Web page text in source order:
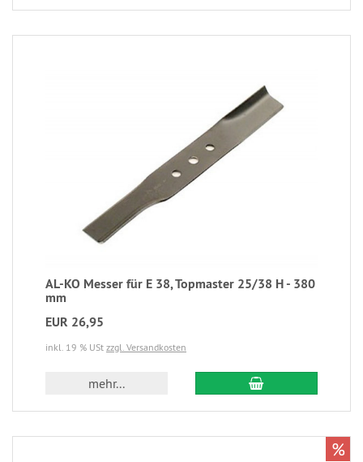
AL-KO Messer für E 38, Topmaster 25/38 H - 380
mm
EUR 26,95
inkl. 19 % USt zzgl. Versandkosten
mehr...
%